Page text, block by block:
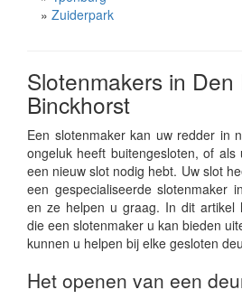
» Zuiderpark
Slotenmakers in Den
Binckhorst
Een slotenmaker kan uw redder in
ongeluk heeft buitengesloten, of
een nieuw slot nodig hebt. Uw slot
een gespecialiseerde slotenmaker
en ze helpen u graag. In dit artikel
die een slotenmaker u kan bieden
kunnen u helpen bij elke gesloten
Het openen van een